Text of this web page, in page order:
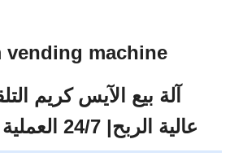
آلة بيع الآيس كريم
عالية الربح| 24/7 العملية غير المراقبة